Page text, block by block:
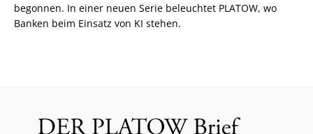
begonnen. In einer neuen Serie beleuchtet PLATOW, wo
Banken beim Einsatz von KI stehen.